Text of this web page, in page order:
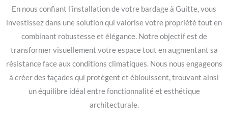
En nous confiant l’installation de votre bardage à Guitte, vous
investissez dans une solution qui valorise votre propriété tout en
combinant robustesse et élégance. Notre objectif est de
transformer visuellement votre espace tout en augmentant sa
résistance face aux conditions climatiques. Nous nous engageons
à créer des façades qui protègent et éblouissent, trouvant ainsi
un équilibre idéal entre fonctionnalité et esthétique
architecturale.